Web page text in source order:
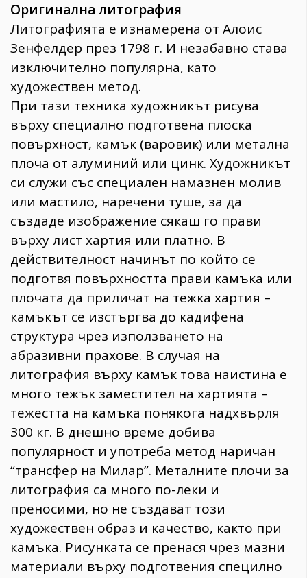
Оригинална литография
Литографията е изнамерена от Алоис
Зенфелдер през 1798 г. И незабавно става
изключително популярна, като
художествен метод.
При тази техника художникът рисува
върху специално подготвена плоска
повърхност, камък (варовик) или метална
плоча от алуминий или цинк. Художникът
си служи със специален намазнен молив
или мастило, наречени туше, за да
създаде изображение сякаш го прави
върху лист хартия или платно. В
действителност начинът по който се
подготвя повърхността прави камъка или
плочата да приличат на тежка хартия –
камъкът се изстъргва до кадифена
структура чрез използването на
абразивни прахове. В случая на
литография върху камък това наистина е
много тежък заместител на хартията –
тежестта на камъка понякога надхвърля
300 кг. В днешно време добива
популярност и употреба метод наричан
“трансфер на Милар”. Металните плочи за
литография са много по-леки и
преносими, но не създават този
художествен образ и качество, както при
камъка. Рисунката се пренася чрез мазни
материали върху подготвения специлно